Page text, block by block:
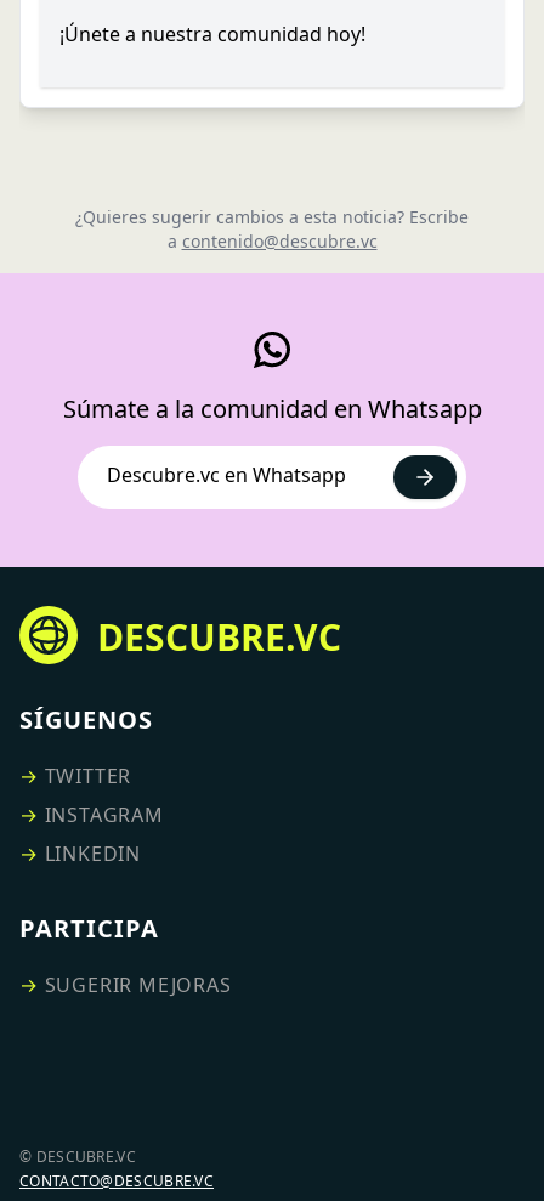
¡Únete a nuestra comunidad hoy!
¿Quieres sugerir cambios a esta noticia? Escribe
a contenido@descubre.vc
Súmate a la comunidad en Whatsapp
Descubre.vc en Whatsapp
DESCUBRE.VC
SÍGUENOS
→ TWITTER
→ INSTAGRAM
→ LINKEDIN
PARTICIPA
→ SUGERIR MEJORAS
© DESCUBRE.VC
CONTACTO@DESCUBRE.VC